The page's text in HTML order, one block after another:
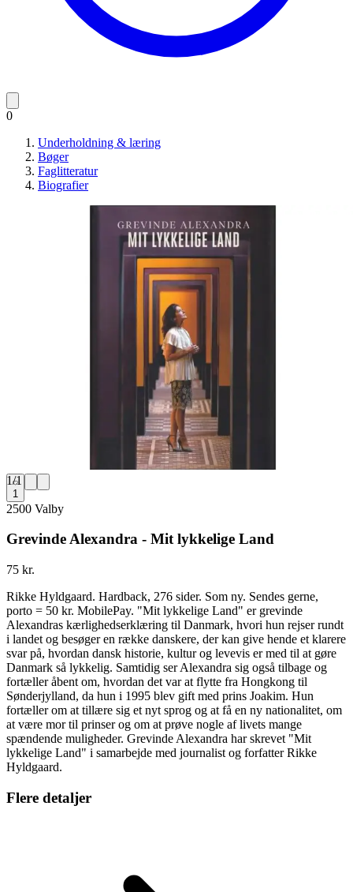
0
Underholdning & læring
Bøger
Faglitteratur
Biografier
1/1
1
2500 Valby
Grevinde Alexandra - Mit lykkelige Land
75 kr.
Rikke Hyldgaard. Hardback, 276 sider. Som ny. Sendes gerne,
porto = 50 kr. MobilePay. "Mit lykkelige Land" er grevinde
Alexandras kærlighedserklæring til Danmark, hvori hun rejser rundt
i landet og besøger en række danskere, der kan give hende et klarere
svar på, hvordan dansk historie, kultur og levevis er med til at gøre
Danmark så lykkelig. Samtidig ser Alexandra sig også tilbage og
fortæller åbent om, hvordan det var at flytte fra Hongkong til
Sønderjylland, da hun i 1995 blev gift med prins Joakim. Hun
fortæller om at tillære sig et nyt sprog og at få en ny nationalitet, om
at være mor til prinser og om at prøve nogle af livets mange
spændende muligheder. Grevinde Alexandra har skrevet "Mit
lykkelige Land" i samarbejde med journalist og forfatter Rikke
Hyldgaard.
Flere detaljer